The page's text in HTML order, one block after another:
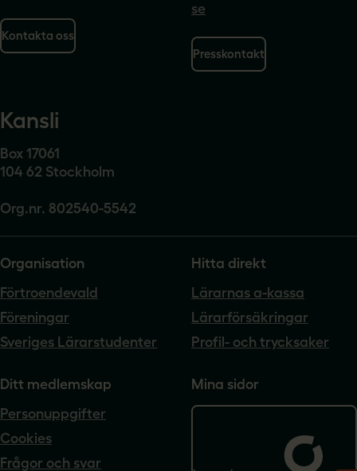
Kontakta oss
se
Presskontakt
Kansli
Box 17061
104 62 Stockholm
Org.nr. 802540-5542
Organisation
Förtroendevald
Föreningar
Sveriges Lärarstudenter
Hitta direkt
Lärarnas a-kassa
Lärarförsäkringar
Profil- och trycksaker
Ditt medlemskap
Personuppgifter
Cookies
Frågor och svar
Mina sidor